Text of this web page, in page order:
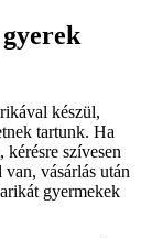
készül,
tartunk. Ha
szívesen
vásárlás után
gyermekek